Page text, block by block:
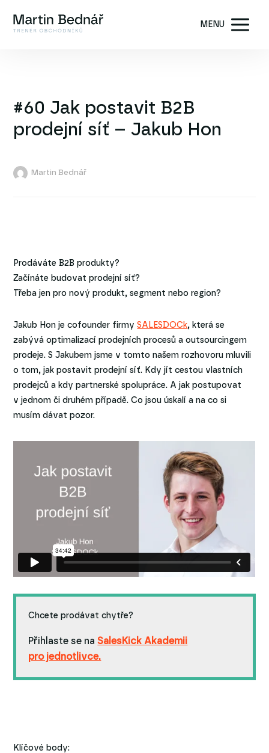
MENU
#60 Jak postavit B2B
prodejní síť – Jakub Hon
Martin Bednář
Prodáváte B2B produkty?
Začínáte budovat prodejní síť?
Třeba jen pro nový produkt, segment nebo region?
Jakub Hon je cofounder firmySALESDOCk, která se
zabývá optimalizací prodejních procesů a outsourcingem
prodeje. S Jakubem jsme v tomto našem rozhovoru mluvili
o tom, jak postavit prodejní síť. Kdy jít cestou vlastních
prodejců a kdy partnerské spolupráce. A jak postupovat
v jednom či druhém případě. Co jsou úskalí a na co si
musím dávat pozor.
Chcete prodávat chytře?
Přihlaste se na SalesKick Akademii
pro jednotlivce.
Klíčové body: